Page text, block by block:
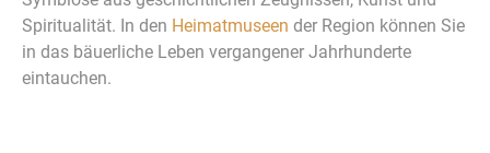
Spiritualität. In den Heimatmuseen der Region können Sie
in das bäuerliche Leben vergangener Jahrhunderte
eintauchen.